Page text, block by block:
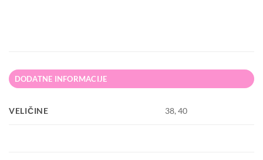
DODATNE INFORMACIJE
VELIČINE 38, 40